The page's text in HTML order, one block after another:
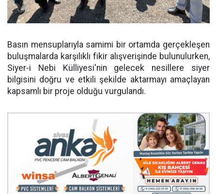
Basın mensuplarıyla samimi bir ortamda gerçekleşen
buluşmalarda karşılıklı fikir alışverişinde bulunulurken,
Siyer-i Nebi Külliyesi'nin gelecek nesillere siyer
bilgisini doğru ve etkili şekilde aktarmayı amaçlayan
kapsamlı bir proje olduğu vurgulandı.